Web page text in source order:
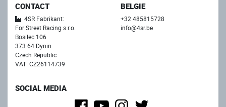
CONTACT
4SR Fabrikant:
For Street Racing s.r.o.
Bosilec 106
373 64 Dynin
Czech Republic
VAT: CZ26114739
BELGIE
+32 485815728
info@4sr.be
SOCIAL MEDIA